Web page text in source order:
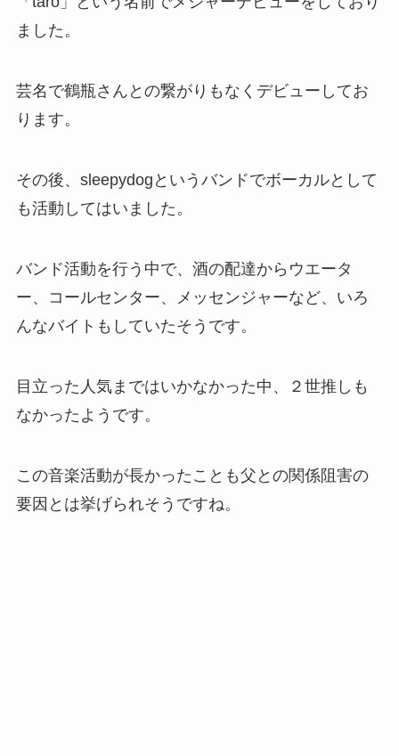
ました。
芸名で鶴瓶さんとの繋がりもなくデビューしてお
ります。
その後、sleepydogというバンドでボーカルとして
も活動してはいました。
バンド活動を行う中で、酒の配達からウエータ
ー、コールセンター、メッセンジャーなど、いろ
んなバイトもしていたそうです。
目立った人気まではいかなかった中、２世推しも
なかったようです。
この音楽活動が長かったことも父との関係阻害の
要因とは挙げられそうですね。